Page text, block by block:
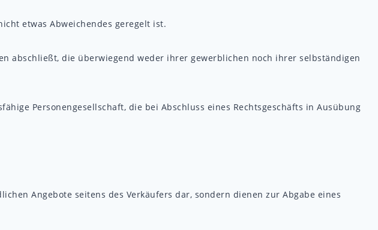
etwas Abweichendes geregelt ist.
abschließt, die überwiegend weder ihrer gewerblichen noch ihrer selbständigen
Personengesellschaft, die bei Abschluss eines Rechtsgeschäfts in Ausübung
Angebote seitens des Verkäufers dar, sondern dienen zur Abgabe eines